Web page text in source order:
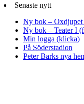
Senaste nytt
Ny bok –
Ny bok – Teater I
Min logga (klicka)
På Söderstadion
Peter Barks nya